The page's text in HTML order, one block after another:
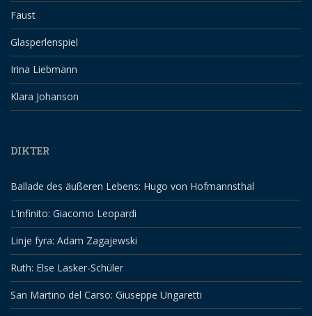
Faust
Glasperlenspiel
Irina Liebmann
Klara Johanson
DIKTER
Ballade des äußeren Lebens: Hugo von Hofmannsthal
L’infinito: Giacomo Leopardi
Linje fyra: Adam Zagajewski
Ruth: Else Lasker-Schüler
San Martino del Carso: Giuseppe Ungaretti